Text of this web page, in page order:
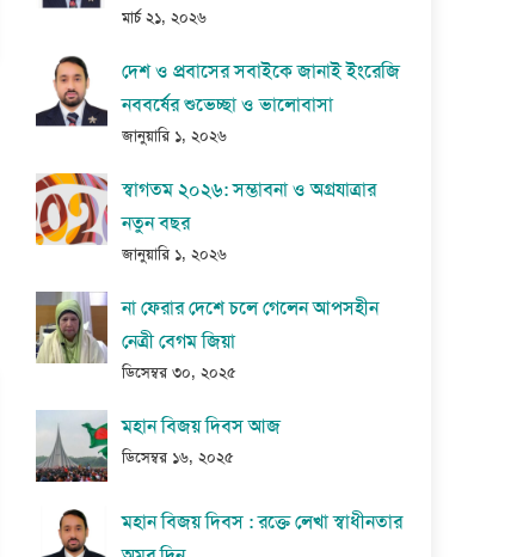
মার্চ ২১, ২০২৬
দেশ ও প্রবাসের সবাইকে জানাই ইংরেজি
নববর্ষের শুভেচ্ছা ও ভালোবাসা
জানুয়ারি ১, ২০২৬
স্বাগতম ২০২৬: সম্ভাবনা ও অগ্রযাত্রার
নতুন বছর
জানুয়ারি ১, ২০২৬
না ফেরার দেশে চলে গেলেন আপসহীন
নেত্রী বেগম জিয়া
ডিসেম্বর ৩০, ২০২৫
মহান বিজয় দিবস আজ
ডিসেম্বর ১৬, ২০২৫
মহান বিজয় দিবস : রক্তে লেখা স্বাধীনতার